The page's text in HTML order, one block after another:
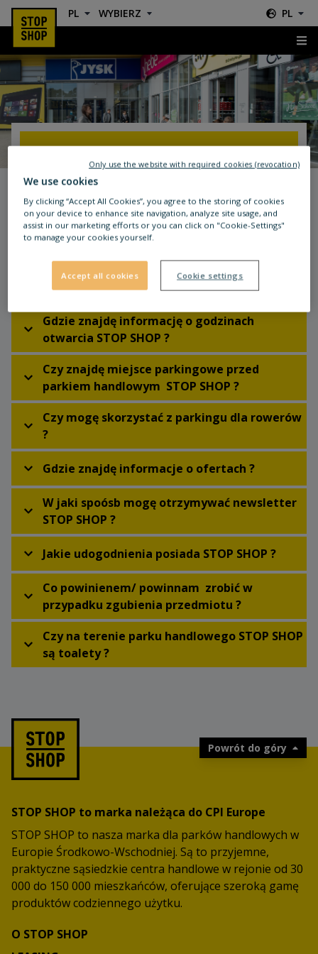
PL WYBIERZ PL
FAQ
Najczęściej zadawane pytania o
parku handlowym STOP SHOP
Gdzie znajdę informację o godzinach
otwarcia STOP SHOP ?
Czy znajdę miejsce parkingowe przed
parkiem handlowym STOP SHOP ?
Czy mogę skorzystać z parkingu dla rowerów
?
Gdzie znajdę informacje o ofertach ?
W jaki spoósb mogę otrzymywać newsletter
STOP SHOP ?
Jakie udogodnienia posiada STOP SHOP ?
Co powinienem/ powinnam zrobić w
przypadku zgubienia przedmiotu ?
Czy na terenie parku handlowego STOP SHOP
są toalety ?
Powrót do góry
STOP SHOP to marka należąca do CPI Europe
STOP SHOP to nasza marka dla parków handlowych w
Europie Środkowo-Wschodniej. Są to przyjemne,
praktyczne sąsiedzkie centra handlowe w rejonie od 30
000 do 150 000 mieszkańców, oferujące szeroką gamę
produktów codziennego użytku.
O STOP SHOP
We use cookies
By clicking “Accept All Cookies”, you agree to the storing of cookies
on your device to enhance site navigation, analyze site usage, and
assist in our marketing efforts or you can click on "Cookie-Settings"
to manage your cookies yourself.
Accept all cookies Cookie settings
Only use the website with required cookies (revocation)